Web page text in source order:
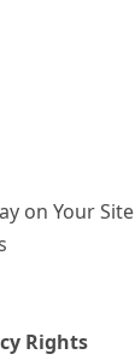
on Your Site
Rights